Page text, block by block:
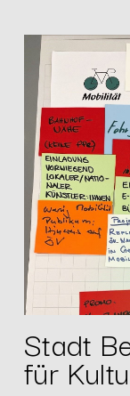
Stadt
für